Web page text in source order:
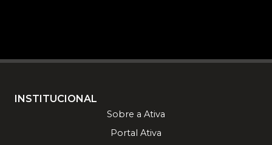
INSTITUCIONAL
Sobre a Ativa
Portal Ativa